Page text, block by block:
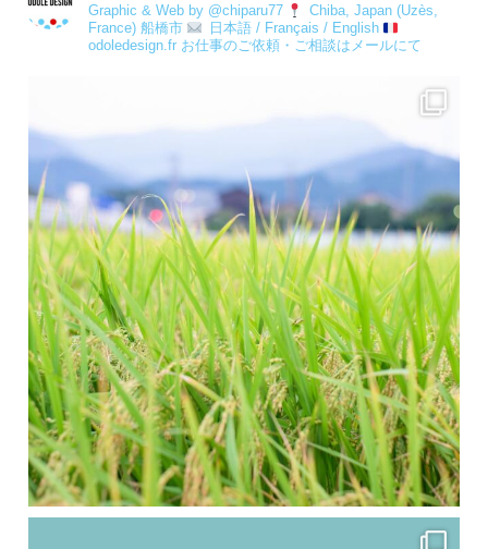
Graphic & Web by @chiparu77
Chiba, Japan (Uzès,
France) 船橋市
日本語 / Français / English
odoledesign.fr お仕事のご依頼・ご相談はメールにて